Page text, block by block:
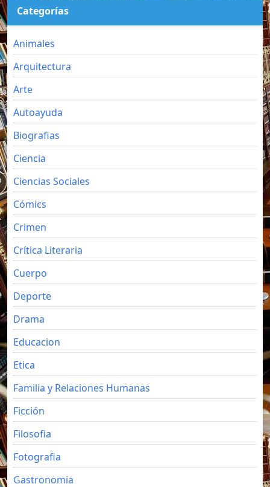
Categorías
Animales
Arquitectura
Arte
Autoayuda
Biografias
Ciencia
Ciencias Sociales
Cómics
Crimen
Crítica Literaria
Cuerpo
Deporte
Drama
Educacion
Etica
Familia y Relaciones Humanas
Ficción
Filosofia
Fotografia
Gastronomia